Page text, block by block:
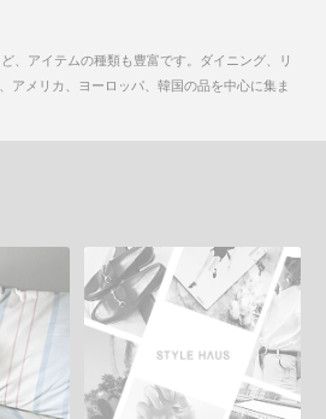
、アイテムの種類も豊富です。ダイニング、リ
アメリカ、ヨーロッパ、韓国の品を中心に集ま